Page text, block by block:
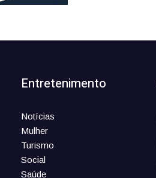
Entretenimento
Notícias
Mulher
Turismo
Social
Saúde